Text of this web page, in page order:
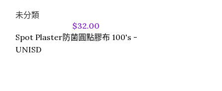
未分類
$32.00
Spot Plaster防菌圓點膠布 100's -
UNISD